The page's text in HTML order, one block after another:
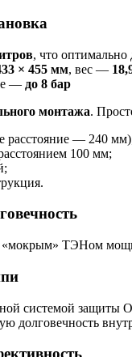
, что оптимально
× 455 мм, вес —
— до 8 бар
монтажа.
расстояние — 240
100 мм;
ТЭНом
системой защиты
долговечность